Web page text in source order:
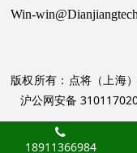
Win-
版权所有：点将（上海
沪公网安备
18911366984